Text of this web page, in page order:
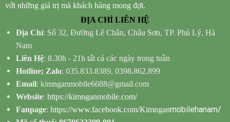
với những giá trị mà khách hàng mong đợi.
ĐỊA CHỈ LIÊN HỆ
Địa Chỉ: Số 32, Đường Lê Chân, Châu Sơn, TP. Phủ Lý, Hà
Nam
Liên Hệ: 8.30h - 21h tất cả các ngày trong tuần
Hotline; Zalo: 035.833.8389, 0398.862.899
Email: kimnganmobile6688@gmail.com
Website: https://kimnganmobile.com/
Fanpage: https://www.facebook.com/Kimnganmobilehanam/